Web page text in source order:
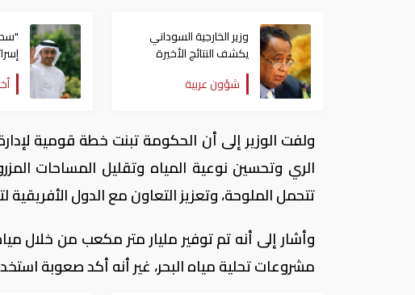
وزير الخارجية السوداني
يكشف النتائج الأخيرة
لمباحثات "سد النهضة"
شؤون عربية
ولفت الوزير إلى أن الحكومة تبنت خطة قومية
الري وتحسين نوعية المياه وتقليل المساحات
تتحمل الملوحة، وتعزيز التعاون مع الدول الأفريقية
وأشار إلى أنه تم توفير مليار متر مكعب من خلال
مشروعات تحلية مياه البحر، غير أنه أكد صعوبة